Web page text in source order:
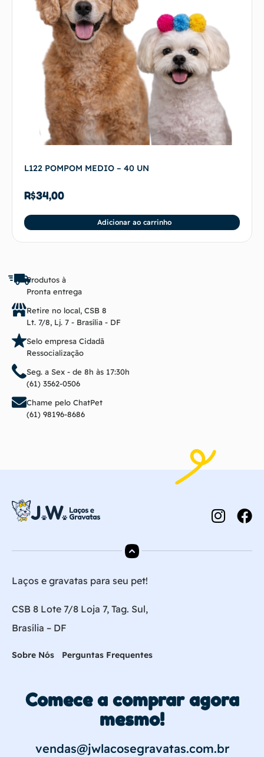
L122 POMPOM MEDIO – 40 UN
R$34,00
Adicionar ao carrinho
Produtos à
Pronta entrega
Retire no local, CSB 8
Lt. 7/8, Lj. 7 - Brasília - DF
Selo empresa Cidadã
Ressocialização
Seg. a Sex - de 8h às 17:30h
(61) 3562-0506
Chame pelo ChatPet
(61) 98196-8686
Laços e gravatas para seu pet!
CSB 8 Lote 7/8 Loja 7, Tag. Sul,
Brasília – DF
Sobre Nós Perguntas Frequentes
Comece a comprar agora
mesmo!
vendas@jwlacosegravatas.com.br